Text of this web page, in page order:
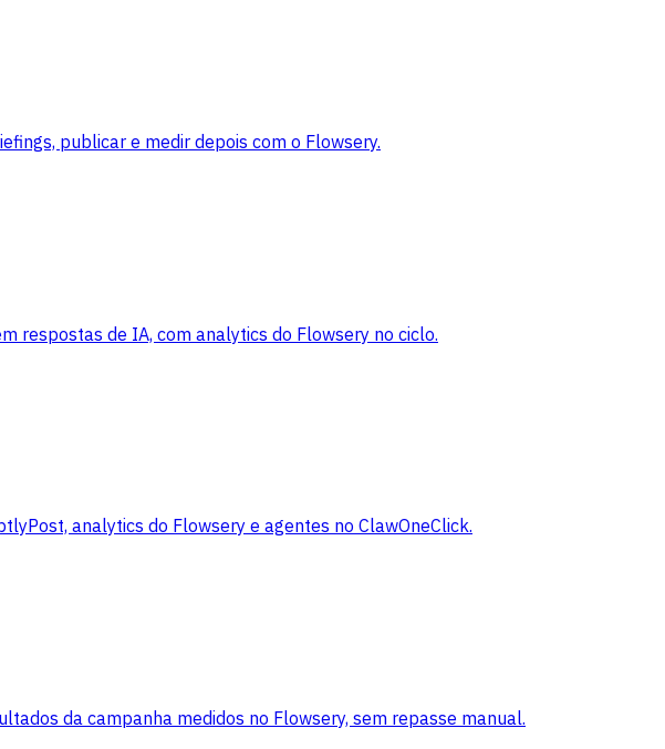
publicar e medir depois com o Flowsery.
respostas de IA, com analytics do Flowsery no ciclo.
analytics do Flowsery e agentes no ClawOneClick.
da campanha medidos no Flowsery, sem repasse manual.